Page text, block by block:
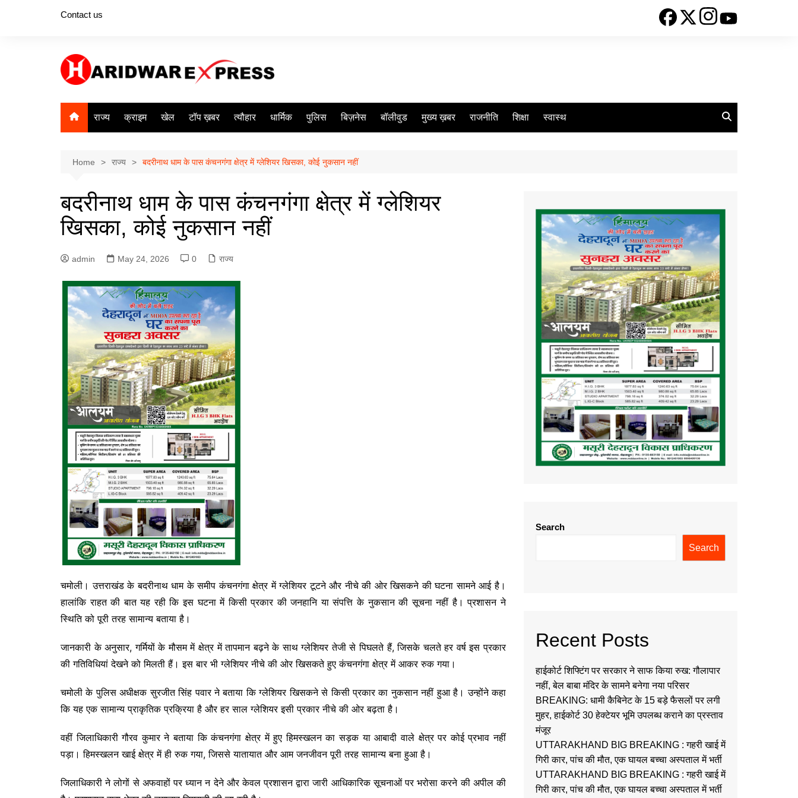
Contact us
राज्य क्राइम खेल टॉप ख़बर त्यौहार धार्मिक पुलिस बिज़नेस बॉलीवुड मुख्य ख़बर राजनीति शिक्षा स्वास्थ
Home राज्य बदरीनाथ धाम के पास कंचनगंगा क्षेत्र में ग्लेशियर खिसका, कोई नुकसान नहीं
बदरीनाथ धाम के पास कंचनगंगा क्षेत्र में ग्लेशियर
खिसका, कोई नुकसान नहीं
admin May 24, 2026 0 राज्य
चमोली। उत्तराखंड के बदरीनाथ धाम के समीप कंचनगंगा क्षेत्र में ग्लेशियर टूटने और नीचे की ओर खिसकने की घटना सामने आई है।
हालांकि राहत की बात यह रही कि इस घटना में किसी प्रकार की जनहानि या संपत्ति के नुकसान की सूचना नहीं है। प्रशासन ने
स्थिति को पूरी तरह सामान्य बताया है।
जानकारी के अनुसार, गर्मियों के मौसम में क्षेत्र में तापमान बढ़ने के साथ ग्लेशियर तेजी से पिघलते हैं, जिसके चलते हर वर्ष इस प्रकार
की गतिविधियां देखने को मिलती हैं। इस बार भी ग्लेशियर नीचे की ओर खिसकते हुए कंचनगंगा क्षेत्र में आकर रुक गया।
चमोली के पुलिस अधीक्षक सुरजीत सिंह पवार ने बताया कि ग्लेशियर खिसकने से किसी प्रकार का नुकसान नहीं हुआ है। उन्होंने कहा
कि यह एक सामान्य प्राकृतिक प्रक्रिया है और हर साल ग्लेशियर इसी प्रकार नीचे की ओर बढ़ता है।
वहीं जिलाधिकारी गौरव कुमार ने बताया कि कंचनगंगा क्षेत्र में हुए हिमस्खलन का सड़क या आबादी वाले क्षेत्र पर कोई प्रभाव नहीं
पड़ा। हिमस्खलन खाई क्षेत्र में ही रुक गया, जिससे यातायात और आम जनजीवन पूरी तरह सामान्य बना हुआ है।
जिलाधिकारी ने लोगों से अफवाहों पर ध्यान न देने और केवल प्रशासन द्वारा जारी आधिकारिक सूचनाओं पर भरोसा करने की अपील की
Search
Search
Recent Posts
हाईकोर्ट शिफ्टिंग पर सरकार ने साफ किया रुख: गौलापार
नहीं, बेल बाबा मंदिर के सामने बनेगा नया परिसर
BREAKING: धामी कैबिनेट के 15 बड़े फैसलों पर लगी
मुहर, हाईकोर्ट 30 हेक्टेयर भूमि उपलब्ध कराने का प्रस्ताव
मंजूर
UTTARAKHAND BIG BREAKING : गहरी खाई में
गिरी कार, पांच की मौत, एक घायल बच्चा अस्पताल में भर्ती
UTTARAKHAND BIG BREAKING : गहरी खाई में
गिरी कार, पांच की मौत, एक घायल बच्चा अस्पताल में भर्ती